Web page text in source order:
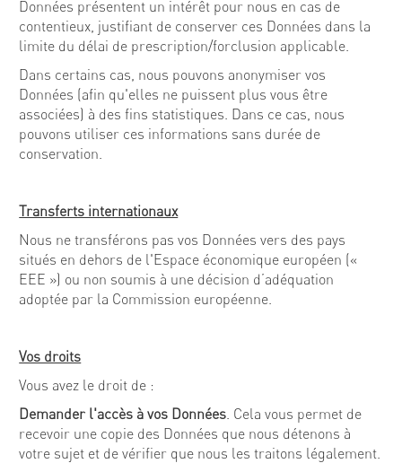
Données présentent un intérêt pour nous en cas de
contentieux, justifiant de conserver ces Données dans la
limite du délai de prescription/forclusion applicable.
Dans certains cas, nous pouvons anonymiser vos
Données (afin qu'elles ne puissent plus vous être
associées) à des fins statistiques. Dans ce cas, nous
pouvons utiliser ces informations sans durée de
conservation.
Transferts internationaux
Nous ne transférons pas vos Données vers des pays
situés en dehors de l'Espace économique européen («
EEE ») ou non soumis à une décision d’adéquation
adoptée par la Commission européenne.
Vos droits
Vous avez le droit de :
Demander l'accès à vos Données. Cela vous permet de
recevoir une copie des Données que nous détenons à
votre sujet et de vérifier que nous les traitons légalement.